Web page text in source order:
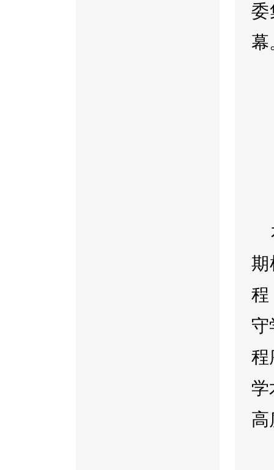
委
幕
期
程
守
程
学
高